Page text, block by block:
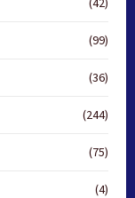
(99)
(36)
(244)
(75)
(4)